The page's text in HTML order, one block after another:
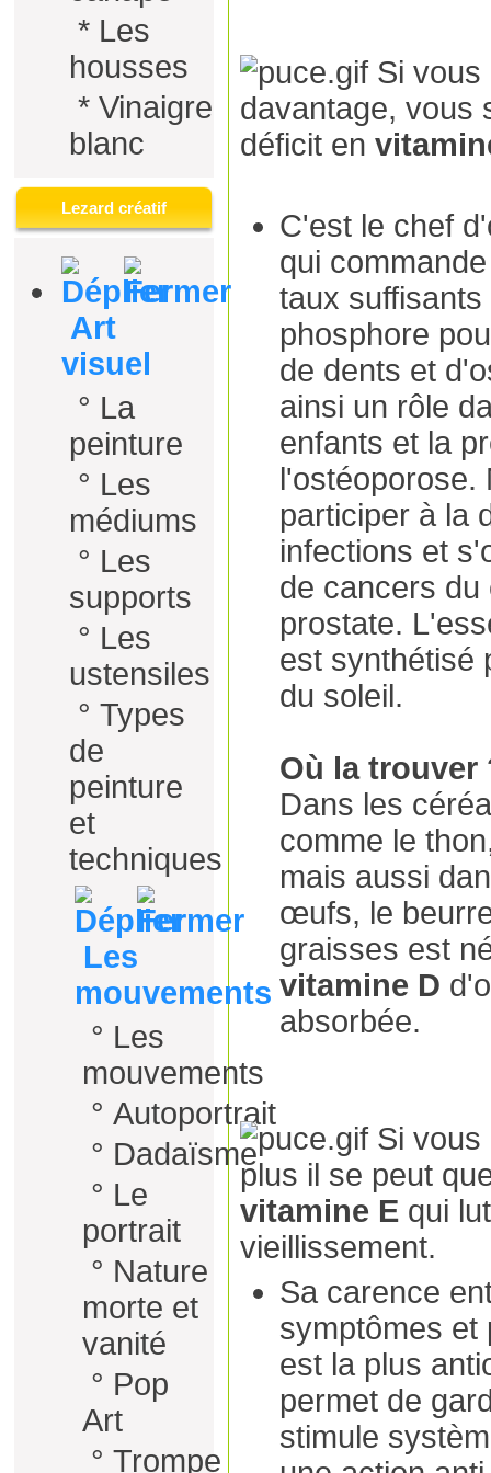
* Les
housses
* Vinaigre
blanc
Lezard créatif
Art
visuel
° La
peinture
° Les
médiums
° Les
supports
° Les
ustensiles
° Types
de
peinture
et
techniques
Les
mouvements
° Les
mouvements
° Autoportrait
° Dadaïsme
° Le
portrait
° Nature
morte et
vanité
° Pop
Art
° Trompe
Si
davantage, vous
déficit en
C'est le chef
qui
taux
phosphore
de dents et
ainsi un rôle
enfants et la
l'ostéoporose.
participer à la
infections et
de cancers du
prostate.
est synthétisé
du soleil.
Où la trouver
Dans les
comme le
mais aussi
œufs, le
graisses est
vitamine D
absorbée.
Si
plus il se peut
vitamine E qui
vieillissement.
Sa carence
symptômes
est la plus
permet de
stimule